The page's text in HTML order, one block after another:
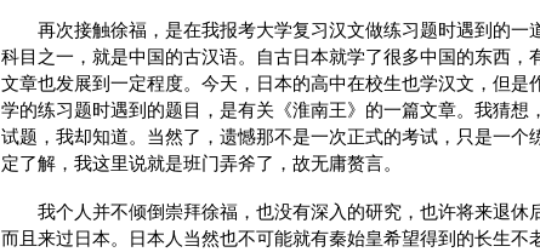
再次接触徐福，是在我报考大学复习汉文做练习题时遇到的一
科目之一，就是中国的古汉语。自古日本就学了很多中国的东西，
文章也发展到一定程度。今天，日本的高中在校生也学汉文，但
学的练习题时遇到的题目，是有关《淮南王》的一篇文章。我猜
试题，我却知道。当然了，遗憾那不是一次正式的考试，只是一个
定了解，我这里说就是班门弄斧了，故无庸赘言。
我个人并不倾倒崇拜徐福，也没有深入的研究，也许将来退休
而且来过日本。日本人当然也不可能就有秦始皇希望得到的长生